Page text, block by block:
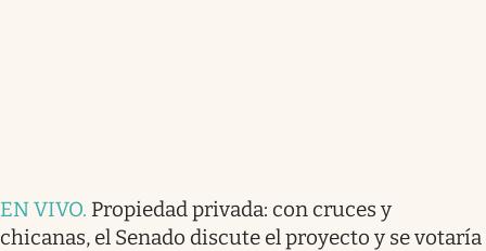
EN VIVO. Propiedad privada: con cruces y
chicanas, el Senado discute el proyecto y se votaría